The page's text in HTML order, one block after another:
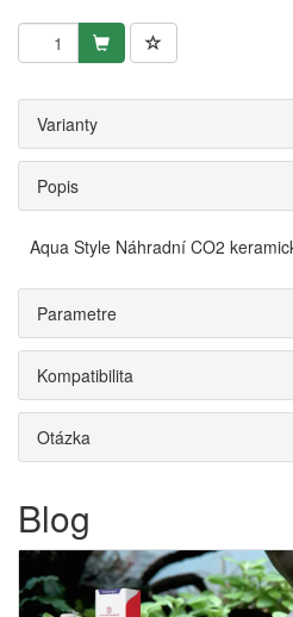
Varianty
Popis
Aqua Style Náhradní CO2
Parametre
Kompatibilita
Otázka
Blog